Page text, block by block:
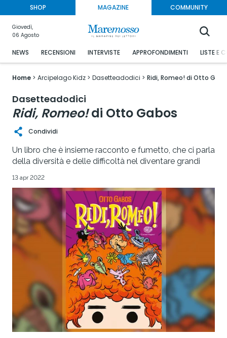
SHOP MAGAZINE COMMUNITY
Giovedì,
06 Agosto
NEWS RECENSIONI INTERVISTE APPROFONDIMENTI LISTE E
Home Arcipelago Kidz Dasetteadodici Ridi, Romeo! di Otto
Dasetteadodici
Ridi, Romeo!di Otto Gabos
Condividi
Un libro che è insieme racconto e fumetto, che ci parla
della diversità e delle difficoltà nel diventare grandi
13 apr 2022